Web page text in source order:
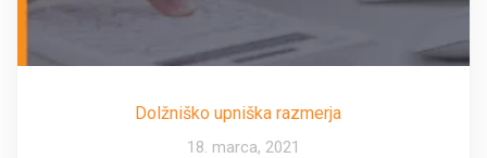
Dolžniško upniška razmerja
18. marca, 2021